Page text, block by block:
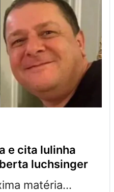
luchsinger
matéria...